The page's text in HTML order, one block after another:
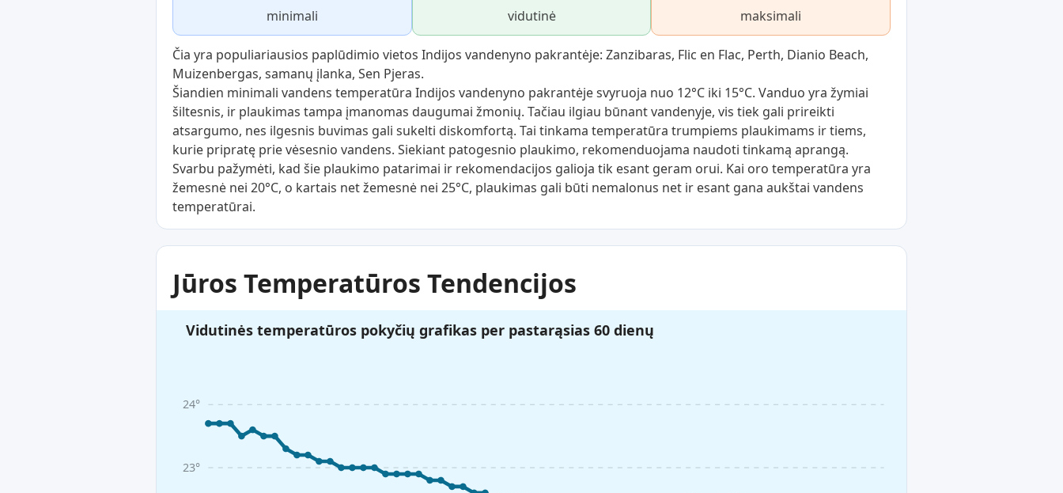
minimali vidutinė maksimali
Čia yra populiariausios paplūdimio vietos Indijos vandenyno pakrantėje: Zanzibaras, Flic en Flac, Perth, Dianio Beach,
Muizenbergas, samanų įlanka, Sen Pjeras.
Šiandien minimali vandens temperatūra Indijos vandenyno pakrantėje svyruoja nuo 12°C iki 15°C. Vanduo yra žymiai
šiltesnis, ir plaukimas tampa įmanomas daugumai žmonių. Tačiau ilgiau būnant vandenyje, vis tiek gali prireikti
atsargumo, nes ilgesnis buvimas gali sukelti diskomfortą. Tai tinkama temperatūra trumpiems plaukimams ir tiems,
kurie pripratę prie vėsesnio vandens. Siekiant patogesnio plaukimo, rekomenduojama naudoti tinkamą aprangą.
Svarbu pažymėti, kad šie plaukimo patarimai ir rekomendacijos galioja tik esant geram orui. Kai oro temperatūra yra
žemesnė nei 20°C, o kartais net žemesnė nei 25°C, plaukimas gali būti nemalonus net ir esant gana aukštai vandens
temperatūrai.
Jūros Temperatūros Tendencijos
Vidutinės temperatūros pokyčių grafikas per pastarąsias 60 dienų
23°
24°